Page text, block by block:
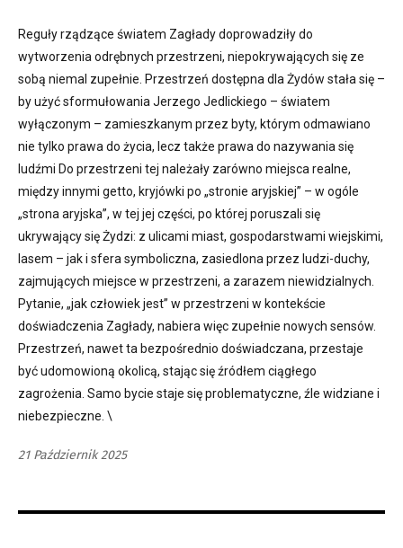
Reguły rządzące światem Zagłady doprowadziły do
wytworzenia odrębnych przestrzeni, niepokrywających się ze
sobą niemal zupełnie. Przestrzeń dostępna dla Żydów stała się –
by użyć sformułowania Jerzego Jedlickiego – światem
wyłączonym – zamieszkanym przez byty, którym odmawiano
nie tylko prawa do życia, lecz także prawa do nazywania się
ludźmi Do przestrzeni tej należały zarówno miejsca realne,
między innymi getto, kryjówki po „stronie aryjskiej” – w ogóle
„strona aryjska”, w tej jej części, po której poruszali się
ukrywający się Żydzi: z ulicami miast, gospodarstwami wiejskimi,
lasem – jak i sfera symboliczna, zasiedlona przez ludzi-duchy,
zajmujących miejsce w przestrzeni, a zarazem niewidzialnych.
Pytanie, „jak człowiek jest” w przestrzeni w kontekście
doświadczenia Zagłady, nabiera więc zupełnie nowych sensów.
Przestrzeń, nawet ta bezpośrednio doświadczana, przestaje
być udomowioną okolicą, stając się źródłem ciągłego
zagrożenia. Samo bycie staje się problematyczne, źle widziane i
niebezpieczne. \
21 Październik 2025